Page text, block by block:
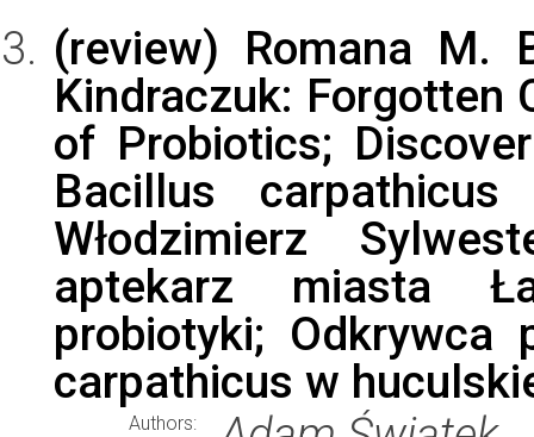
(review) Romana M.
Kindraczuk: Forgotten
of Probiotics;
Bacillus
Włodzimierz
aptekarz miasta
probiotyki; Odkrywca
carpathicus w
Authors: